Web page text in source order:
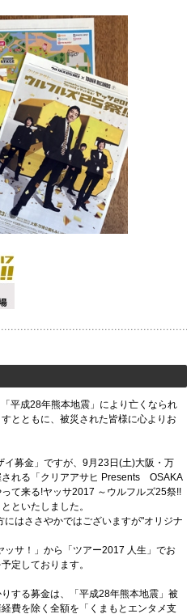
平成28年熊本地震」により亡くなられ
とともに、被災された皆様に心よりお
募金」ですが、9月23日(土)大阪・万
れる「クリアアサヒ Presents OSAKA
て来る!ヤッサ2017 ～ウルフルズ25祭!!
といたしました。
はささやかではございますが"オリジナ
サ！」から「ツアー2017 人生」でお
定しております。
する募金は、「平成28年熊本地震」被
費を除く全額を「くまもとエンタメ支